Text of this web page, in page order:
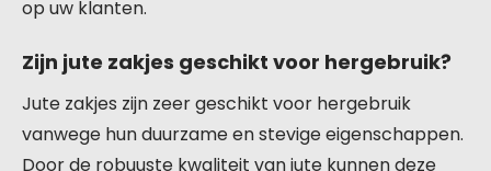
op uw klanten.
Zijn jute zakjes geschikt voor hergebruik?
Jute zakjes zijn zeer geschikt voor hergebruik
vanwege hun duurzame en stevige eigenschappen.
Door de robuuste kwaliteit van jute kunnen deze